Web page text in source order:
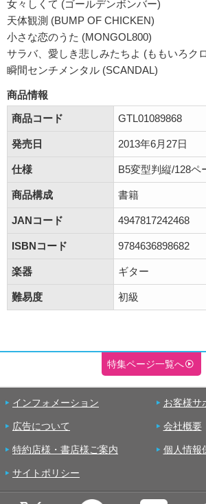
女々しくて (ゴールデンボンバー)
天体観測 (BUMP OF CHICKEN)
小さな恋のうた (MONGOL800)
サラバ、愛しき悲しみたちよ (ももいろク
瞬間センチメンタル (SCANDAL)
商品情報
商品コード
GTL01089868
発売日 2013年6月27日
仕様 B5変型判縦/128ペ
商品構成 書籍
JANコード 4947817242468
ISBNコード 9784636898682
楽器 ギター
難易度 初級
特集ページ一覧へ
インフォメーション お客様サ
広告について 会社概要
特約店様・書店様ご案内 個人情報
サイトポリシー